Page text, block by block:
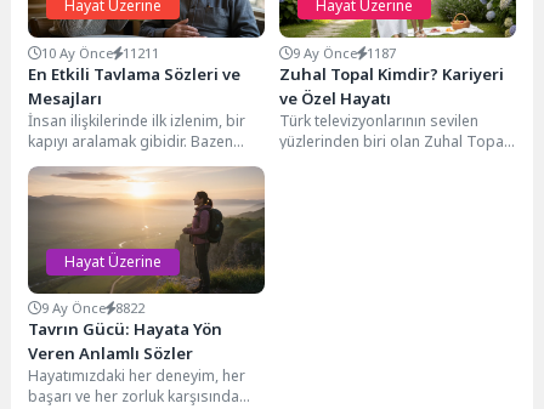
Hayat Üzerine
10 Ay Önce 11211
En Etkili Tavlama Sözleri ve
Mesajları
İnsan ilişkilerinde ilk izlenim, bir
kapıyı aralamak gibidir. Bazen
doğru zamanda söylenen tek bir
cümle,...
Hayat Üzerine
9 Ay Önce 1187
Zuhal Topal Kimdir? Kariyeri
ve Özel Hayatı
Türk televizyonlarının sevilen
yüzlerinden biri olan Zuhal Topal,
Hayat Üzerine
9 Ay Önce 8822
Tavrın Gücü: Hayata Yön
Veren Anlamlı Sözler
Hayatımızdaki her deneyim, her
başarı ve her zorluk karşısında